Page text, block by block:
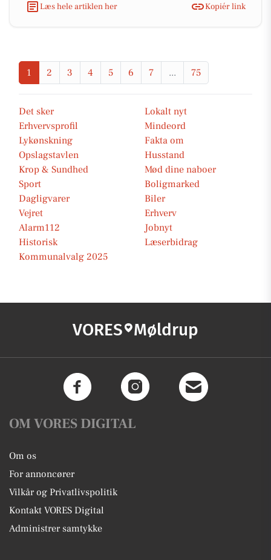
Læs hele artiklen her
Kopiér link
1 2 3 4 5 6 7 ... 75
Det sker
Lokalt nyt
Erhvervsprofil
Mindeord
Lykønskning
Fakta om
Opslagstavlen
Husstand
Krop & Sundhed
Mød dine naboer
Sport
Boligmarked
Dagligvarer
Biler
Vejret
Erhverv
Alarm112
Jobnyt
Historisk
Læserbidrag
Kommunalvalg 2025
VORES Møldrup
OM VORES DIGITAL
Om os
For annoncører
Vilkår og Privatlivspolitik
Kontakt VORES Digital
Administrer samtykke